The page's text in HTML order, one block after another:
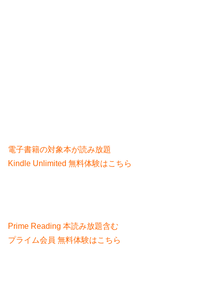
電子書籍の対象本が読み放題
Kindle Unlimited 無料体験はこちら
Prime Reading 本読み放題含む
プライム会員 無料体験はこちら